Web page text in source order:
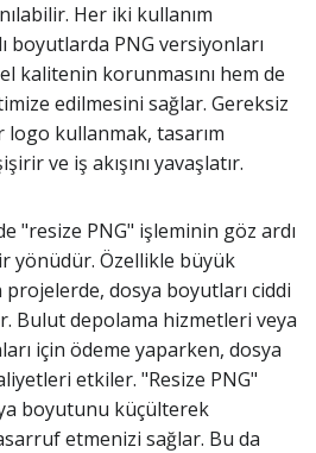
Her iki kullanım
boyutlarda PNG versiyonları
kalitenin korunmasını hem de
edilmesini sağlar. Gereksiz
kullanmak, tasarım
ve iş akışını yavaşlatır.
"resize PNG" işleminin göz ardı
yönüdür. Özellikle büyük
dosya boyutları ciddi
Bulut depolama hizmetleri veya
için ödeme yaparken, dosya
etkiler. "Resize PNG"
boyutunu küçülterek
etmenizi sağlar. Bu da